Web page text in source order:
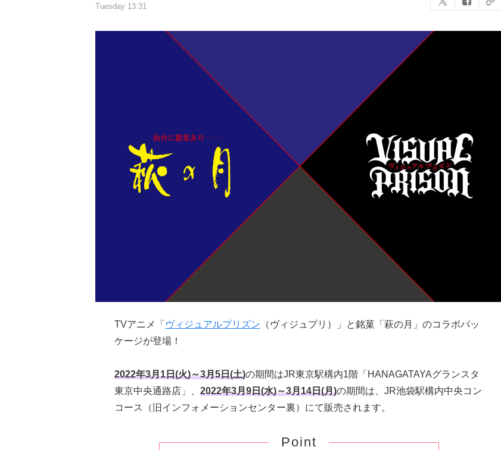
Tuesday 13:31
TVアニメ「 ヴィジュアルプリズン （ヴィジュプリ）」と銘菓「萩の月」のコラボパッ
ケージが登場！
2022年3月1日(火)～3月5日(土)の期間はJR東京駅構内1階「HANAGATAYAグランスタ
東京中央通路店」、 2022年3月9日(水)～3月14日(月)の期間は、JR池袋駅構内中央コン
コース（旧インフォメーションセンター裏）にて販売されます。
Point